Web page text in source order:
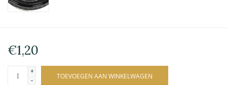
€1,20
+
-
TOEVOEGEN AAN WINKELWAGEN